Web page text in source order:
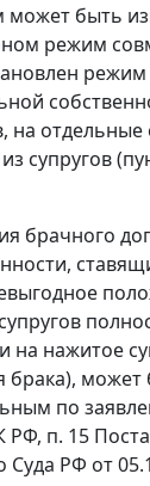
быть
режим
на отдельные
супругов
брачного
на нажитое
брака), может
по
РФ, п. 15
РФ от